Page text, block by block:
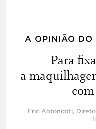
A OPINIÃO DO
Para
a
Eric Antoniotti,